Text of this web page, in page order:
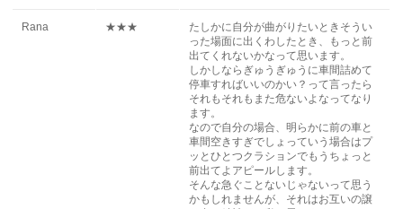
Rana ★★★
たしかに自分が曲がりたいときそうい
った場面に出くわしたとき、もっと前
出てくれないかなって思います。
しかしならぎゅうぎゅうに車間詰めて
停車すればいいのかい？って言ったら
それもそれもまた危ないよなってなり
ます。
なので自分の場合、明らかに前の車と
車間空きすぎでしょっていう場合はプ
ッとひとつクラションでもうちょっと
前出てよアピールします。
そんな急ぐことないじゃないって思う
かもしれませんが、それはお互いの譲